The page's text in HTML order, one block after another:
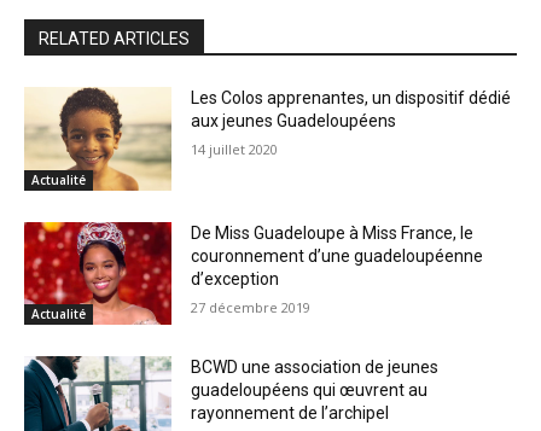
RELATED ARTICLES
Actualité
Les Colos apprenantes, un dispositif dédié
aux jeunes Guadeloupéens
14 juillet 2020
Actualité
De Miss Guadeloupe à Miss France, le
couronnement d’une guadeloupéenne
d’exception
27 décembre 2019
BCWD une association de jeunes
guadeloupéens qui œuvrent au
rayonnement de l’archipel